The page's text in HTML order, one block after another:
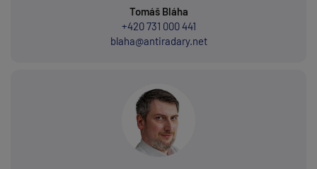
Tomáš Bláha
+420 731 000 441
blaha@antiradary.net